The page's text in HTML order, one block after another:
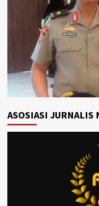
ASOSIASI JURNALIS